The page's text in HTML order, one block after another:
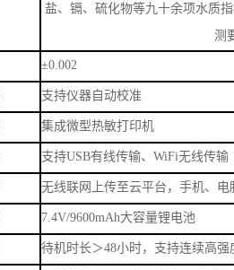
盐、镉、硫化物等九十余项水质
测
±0.002
支持仪器自动校准
集成微型热敏打印机
支持USB有线传输、WiFi无线传输
无线联网上传至云平台，手机、
7.4V/9600mAh大容量锂电池
待机时长＞48小时，支持连续高